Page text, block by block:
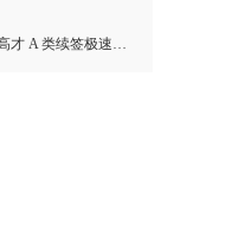
凌宇客户 J 女士高才 A 类续签极速获批，补件当天顺利拿下香港续签！